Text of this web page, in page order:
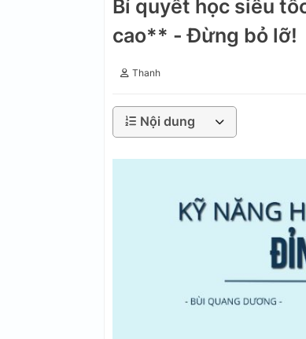
Bí quyết học siêu
cao** - Đừng bỏ lỡ!
Thanh
Nội dung